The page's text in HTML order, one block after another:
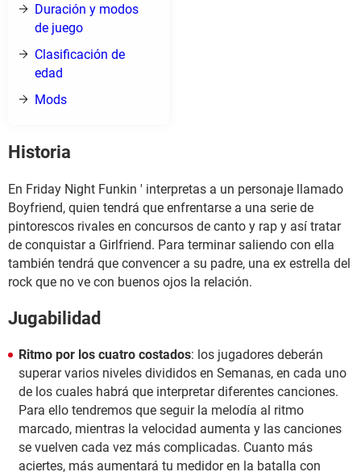
Duración y modos
de juego
Clasificación de
edad
Mods
Historia
En Friday Night Funkin ' interpretas a un personaje llamado
Boyfriend, quien tendrá que enfrentarse a una serie de
pintorescos rivales en concursos de canto y rap y así tratar
de conquistar a Girlfriend. Para terminar saliendo con ella
también tendrá que convencer a su padre, una ex estrella del
rock que no ve con buenos ojos la relación.
Jugabilidad
Ritmo por los cuatro costados: los jugadores deberán
superar varios niveles divididos en Semanas, en cada uno
de los cuales habrá que interpretar diferentes canciones.
Para ello tendremos que seguir la melodía al ritmo
marcado, mientras la velocidad aumenta y las canciones
se vuelven cada vez más complicadas. Cuanto más
aciertes, más aumentará tu medidor en la batalla con